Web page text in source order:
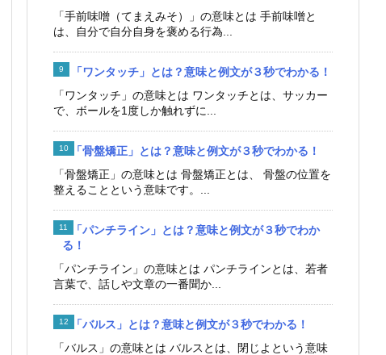
「手前味噌（てまえみそ）」の意味とは 手前味噌と
は、自分で自分自身を褒める行為...
「ワンタッチ」とは？意味と例文が３秒でわかる！
「ワンタッチ」の意味とは ワンタッチとは、サッカー
で、ボールを1度しか触れずに...
「骨盤矯正」とは？意味と例文が３秒でわかる！
「骨盤矯正」の意味とは 骨盤矯正とは、 骨盤の位置を
整えることという意味です。...
「パンチライン」とは？意味と例文が３秒でわか
る！
「パンチライン」の意味とは パンチラインとは、若者
言葉で、話しや文章の一番聞か...
「バルス」とは？意味と例文が３秒でわかる！
「バルス」の意味とは バルスとは、閉じよという意味